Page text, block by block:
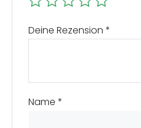
Deine Rezension *
Name *